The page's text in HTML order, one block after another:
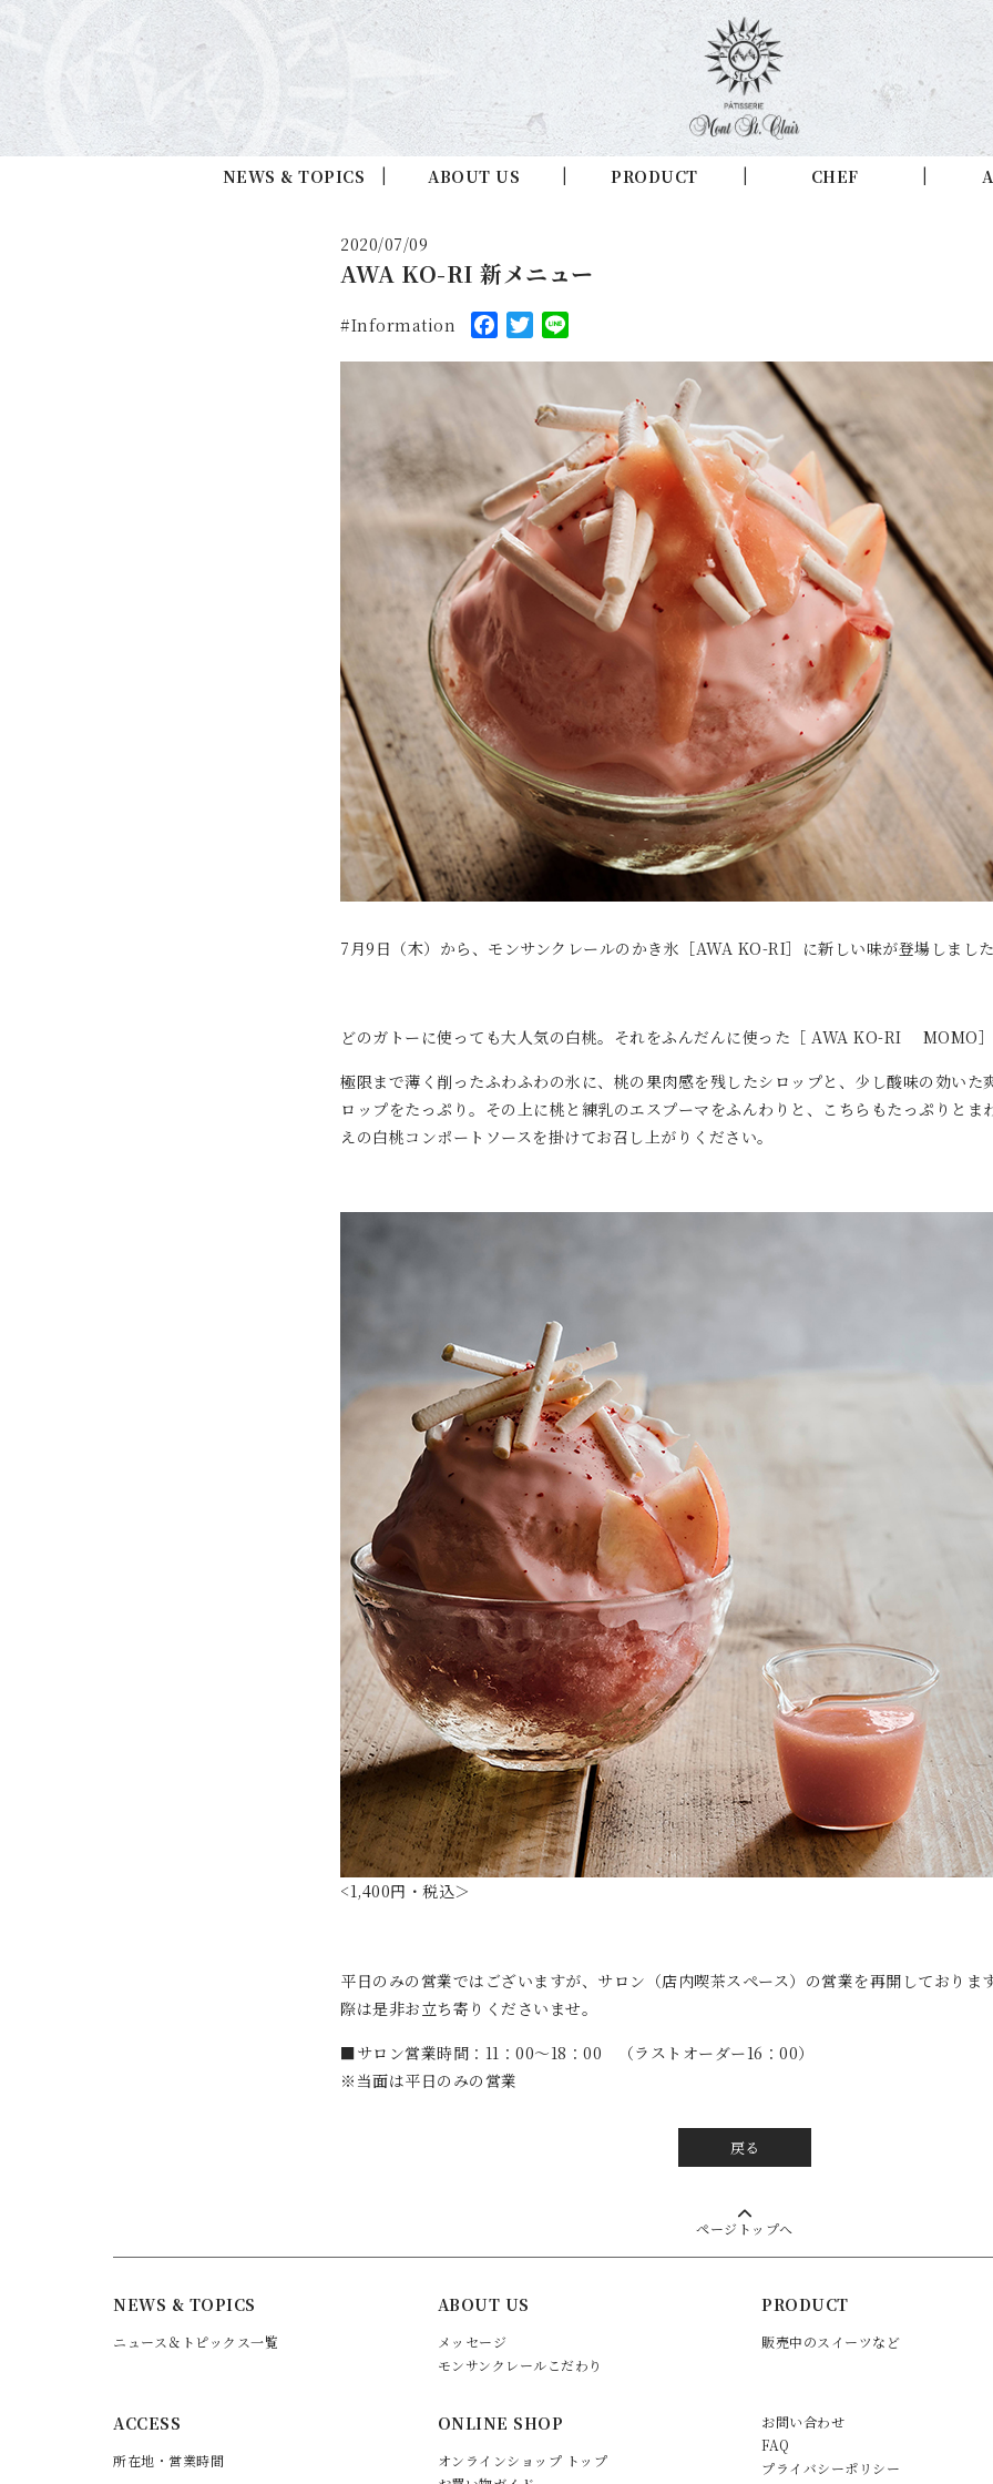
NEWS & TOPICS ABOUT US PRODUCT CHEF
2020/07/09
AWA KO-RI 新メニュー
Information Facebook
Twitter
7月9日（木）から、モンサンクレールのかき氷［AWA KO-RI］に新しい味が登場しまし
どのガトーに使っても大人気の白桃。それをふんだんに使った［ AWA KO-RI MOMO
極限まで薄く削ったふわふわの氷に、桃の果肉感を残したシロップと、少し酸味の効いた
ロップをたっぷり。その上に桃と練乳のエスプーマをふんわりと、こちらもたっぷりとま
えの白桃コンポートソースを掛けてお召し上がりください。
<1,400円・税込＞
平日のみの営業ではございますが、サロン（店内喫茶スペース）の営業を再開しておりま
際は是非お立ち寄りくださいませ。
■サロン営業時間：11：00～18：00 （ラストオーダー16：00）
※当面は平日のみの営業
戻る
ページトップへ
NEWS & TOPICS
ニュース＆トピックス一覧
ABOUT US
メッセージ
モンサンクレールこだわり
PRODUCT
販売中のスイーツなど
ACCESS
所在地・営業時間
ONLINE SHOP
オンラインショップ トップ
お問い合わせ
FAQ
プライバシーポリシー